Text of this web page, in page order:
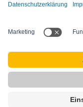
Kontakt
Besuchen Sie
SIKLA